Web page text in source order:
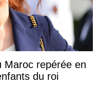
Maroc repérée en
du roi